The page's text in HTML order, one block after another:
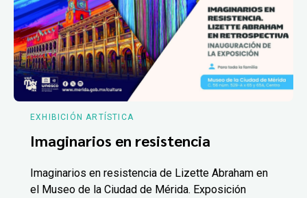
EXHIBICIÓN ARTÍSTICA
Imaginarios en resistencia
Imaginarios en resistencia de Lizette Abraham en
el Museo de la Ciudad de Mérida. Exposición